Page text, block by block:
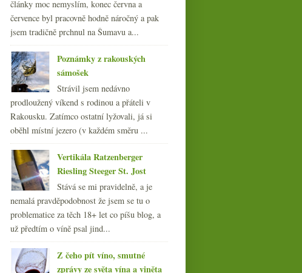
články moc nemyslím, konec června a
července byl pracovně hodně náročný a pak
jsem tradičně prchnul na Šumavu a...
Poznámky z rakouských
sámošek
Strávil jsem nedávno
prodloužený víkend s rodinou a přáteli v
Rakousku. Zatímco ostatní lyžovali, já si
oběhl místní jezero (v každém směru ...
Vertikála Ratzenberger
Riesling Steeger St. Jost
Stává se mi pravidelně, a je
nemalá pravděpodobnost že jsem se tu o
problematice za těch 18+ let co píšu blog, a
už předtím o víně psal jind...
Z čeho pít víno, smutné
zprávy ze světa vína a viněta